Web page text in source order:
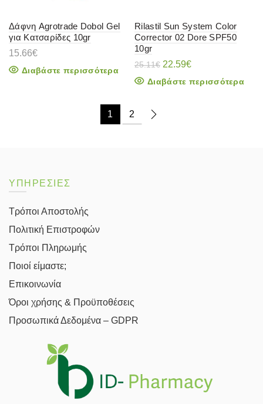
Δάφνη Agrotrade Dobol Gel
για Κατσαρίδες 10gr
15.66€
Διαβάστε περισσότερα
Rilastil Sun System Color
Corrector 02 Dore SPF50
10gr
25.11€ Original
was:
22.59€Η
τιμή
Διαβάστε περισσότερα
1 2
ΥΠΗΡΕΣΙΕΣ
Τρόποι Αποστολής
Πολιτική Επιστροφών
Τρόποι Πληρωμής
Ποιοί είμαστε;
Επικοινωνία
Όροι χρήσης & Προϋποθέσεις
Προσωπικά Δεδομένα – GDPR